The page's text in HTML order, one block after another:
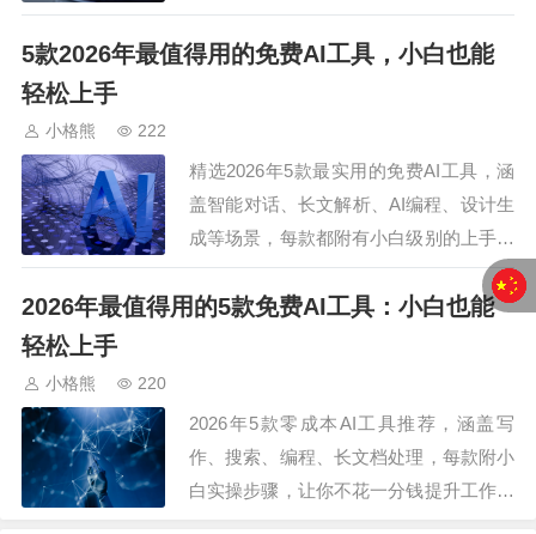
5款2026年最值得用的免费AI工具，小白也能
轻松上手
小格熊 222
精选2026年5款最实用的免费AI工具，涵
盖智能对话、长文解析、AI编程、设计生
成等场景，每款都附有小白级别的上手教
程。…
2026年最值得用的5款免费AI工具：小白也能
轻松上手
小格熊 220
2026年5款零成本AI工具推荐，涵盖写
作、搜索、编程、长文档处理，每款附小
白实操步骤，让你不花一分钱提升工作效